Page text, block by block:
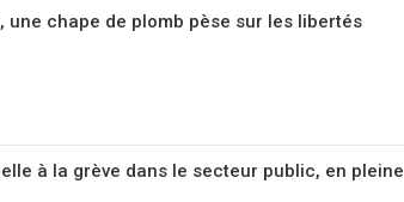
une chape de plomb pèse sur les libertés
à la grève dans le secteur public, en pleine